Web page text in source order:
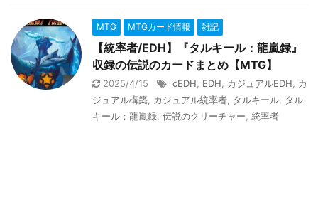
MTG MTGカード情報 雑記
【統率者/EDH】『タルキール：龍嵐録』
収録の伝説のカードまとめ【MTG】
2025/4/15 cEDH EDH カジュアルEDH
カ
ジュアル構築
カジュアル統率者 タルキール
タル
キール：龍嵐録 伝説のクリーチャー 統率者